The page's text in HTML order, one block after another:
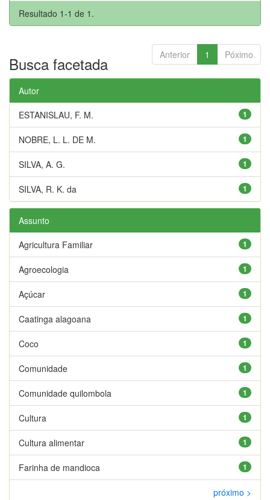
Resultado 1-1 de 1.
Anterior 1 Póximo
Busca facetada
Autor
1
ESTANISLAU, F. M.
1
NOBRE, L. L. DE M.
1
SILVA, A. G.
1
SILVA, R. K. da
Assunto
1
Agricultura Familiar
1
Agroecologia
1
Açúcar
1
Caatinga alagoana
1
Coco
1
Comunidade
1
Comunidade quilombola
1
Cultura
1
Cultura alimentar
1
Farinha de mandioca
próximo >